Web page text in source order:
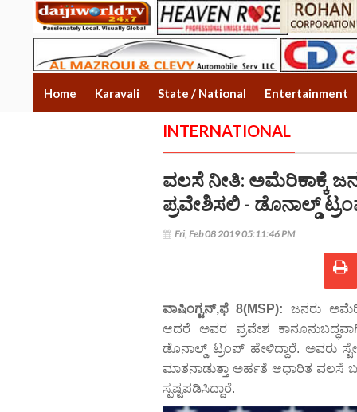
Home Karavali State / National Entertainment
INTERNATIONAL
ವಲಸೆ ನೀತಿ: ಅಮೆರಿಕಾಕ್ಕೆ
ಪ್ರವೇಶಿಸಲಿ - ಡೊನಾಲ್ಡ್
Fri, Feb 08 2019 05:11:46 PM
ವಾಷಿಂಗ್ಟನ್,ಫೆ 8(MSP): ಜನರು
ಆದರೆ ಅವರ ಪ್ರವೇಶ
ಡೊನಾಲ್ಡ್ ಟ್ರಂಪ್ ಹೇಳಿದ್ದಾರೆ.
ಮಾತನಾಡುತ್ತಾ ಅರ್ಹತೆ ಆಧಾರಿತ ವಲಸೆ
ಸ್ಪಷ್ಟಪಡಿಸಿದ್ದಾರೆ.